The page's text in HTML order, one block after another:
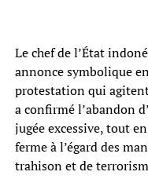
Le chef de l’État
annonce symbolique
protestation qui
a confirmé l’abandon
jugée excessive, tout
ferme à l’égard des
trahison et de